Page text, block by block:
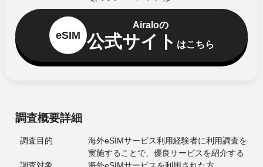
eSIM
Airaloの
公式サイト はこちら
調査概要詳細
調査目的
海外eSIMサービス利用経験者に利⽤調査を
実施することで、優良サービスを紹介する